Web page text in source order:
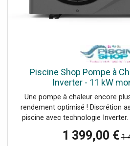
Piscine Shop Pompe à
Inverter - 11 kW
Une pompe à chaleur encore
rendement optimisé ! Discrétion
piscine avec technologie
Eco-Silence et
1 399,00 € 1